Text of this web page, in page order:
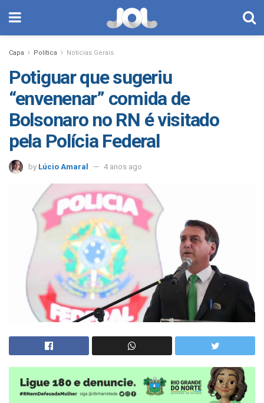
Capa Política Notícias Gerais
Potiguar que sugeriu
“envenenar” comida de
Bolsonaro no RN é visitado
pela Polícia Federal
by Lúcio Amaral 4 anos ago